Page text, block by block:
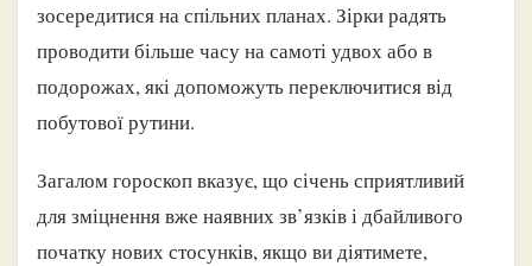
зосередитися на спільних планах. Зірки радять
проводити більше часу на самоті удвох або в
подорожах, які допоможуть переключитися від
побутової рутини.
Загалом гороскоп вказує, що січень сприятливий
для зміцнення вже наявних зв’язків і дбайливого
початку нових стосунків, якщо ви діятимете,